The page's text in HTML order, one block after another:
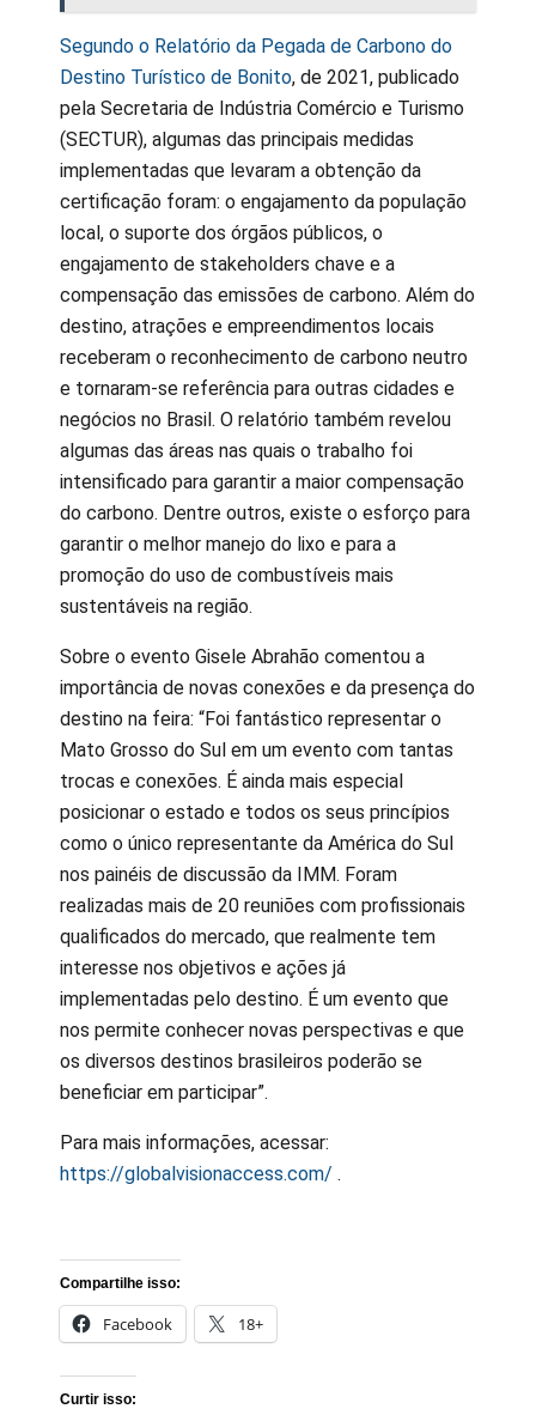
Segundo o Relatório da Pegada de Carbono do
Destino Turístico de Bonito, de 2021, publicado
pela Secretaria de Indústria Comércio e Turismo
(SECTUR), algumas das principais medidas
implementadas que levaram a obtenção da
certificação foram: o engajamento da população
local, o suporte dos órgãos públicos, o
engajamento de stakeholders chave e a
compensação das emissões de carbono. Além do
destino, atrações e empreendimentos locais
receberam o reconhecimento de carbono neutro
e tornaram-se referência para outras cidades e
negócios no Brasil. O relatório também revelou
algumas das áreas nas quais o trabalho foi
intensificado para garantir a maior compensação
do carbono. Dentre outros, existe o esforço para
garantir o melhor manejo do lixo e para a
promoção do uso de combustíveis mais
sustentáveis na região.
Sobre o evento Gisele Abrahão comentou a
importância de novas conexões e da presença do
destino na feira: “Foi fantástico representar o
Mato Grosso do Sul em um evento com tantas
trocas e conexões. É ainda mais especial
posicionar o estado e todos os seus princípios
como o único representante da América do Sul
nos painéis de discussão da IMM. Foram
realizadas mais de 20 reuniões com profissionais
qualificados do mercado, que realmente tem
interesse nos objetivos e ações já
implementadas pelo destino. É um evento que
nos permite conhecer novas perspectivas e que
os diversos destinos brasileiros poderão se
beneficiar em participar”.
Para mais informações, acessar:
https://globalvisionaccess.com/ .
Compartilhe isso:
Facebook 18+
Curtir isso: